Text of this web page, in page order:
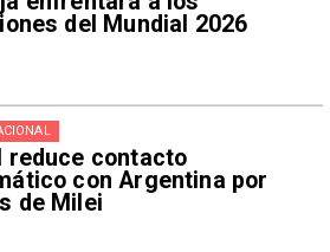
del Mundial 2026
reduce contacto
con Argentina por
de Milei